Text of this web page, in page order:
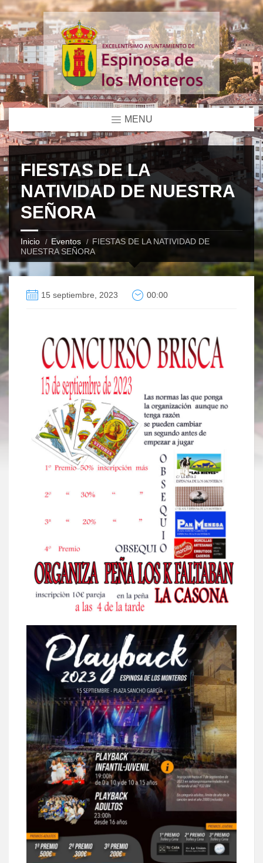
MENU
FIESTAS DE LA
NATIVIDAD DE NUESTRA
SEÑORA
Inicio Eventos
FIESTAS DE LA NATIVIDAD DE
NUESTRA SEÑORA
15 septiembre, 2023 00:00